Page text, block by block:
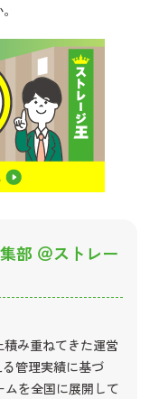
部 ＠ストレー
み重ねてきた運営
管理実績に基づ
ムを全国に展開して